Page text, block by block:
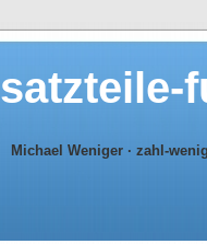
Michael Weniger · zahl-